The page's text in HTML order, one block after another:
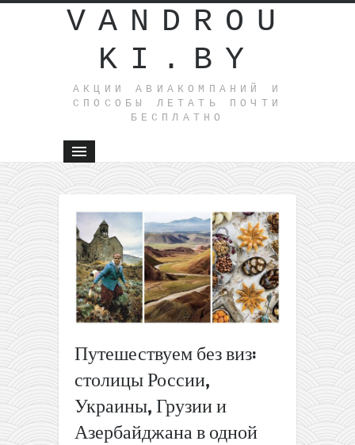
VANDROU
KI.BY
АКЦИИ АВИАКОМПАНИЙ И
СПОСОБЫ ЛЕТАТЬ ПОЧТИ
БЕСПЛАТНО
Путешествуем без виз:
столицы России,
Украины, Грузии и
Азербайджана в одной
Горящий
по
морю на
ночей
219€ с